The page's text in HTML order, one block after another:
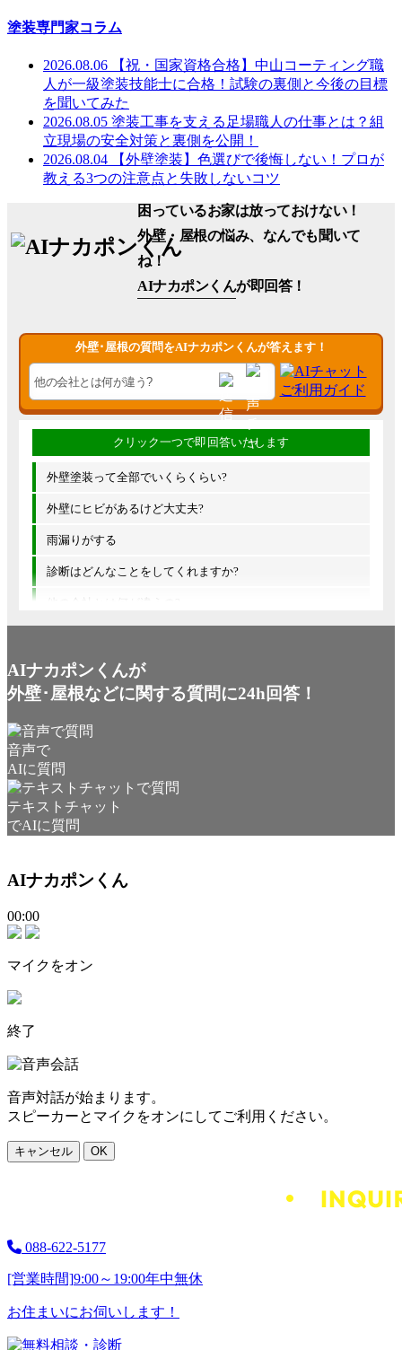
塗装専門家コラム
2026.08.06
【祝・国家資格合格】中山コーティング職
人が一級塗装技能士に合格！試験の裏側と今後の目標
を聞いてみた
2026.08.05 塗装工事を支える足場職人の仕事とは？組
立現場の安全対策と裏側を公開！
2026.08.04
【外壁塗装】色選びで後悔しない！プロが
教える3つの注意点と失敗しないコツ
困っているお家は放っておけない！
外壁・屋根の悩み、なんでも聞いて
ね！
AIナカポンくんが即回答！
外壁･屋根の質問をAIナカポンくんが答えます！
外壁塗装って全部でいくらくらい?
外壁にヒビがあるけど大丈夫?
雨漏りがする
診断はどんなことをしてくれますか?
他の会社とは何が違うの?
AIナカポンくんが
外壁･屋根などに関する質問に24h回答！
音声で
AIに質問
テキストチャット
でAIに質問
AIナカポンくん
00:00
マイクをオン
終了
音声対話が始まります。
スピーカーとマイクをオンにしてご利用ください。
キャンセル OK
088-622-5177
[営業時間]9:00～19:00年中無休
お住まいにお伺いします！